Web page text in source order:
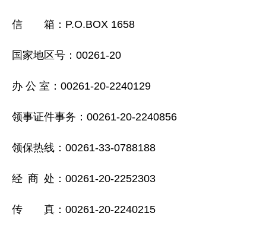
信 箱：P.O.BOX 1658
国家地区号：00261-20
办 公 室：00261-20-2240129
领事证件事务：00261-20-2240856
领保热线：00261-33-0788188
经 商 处：00261-20-2252303
传 真：00261-20-2240215